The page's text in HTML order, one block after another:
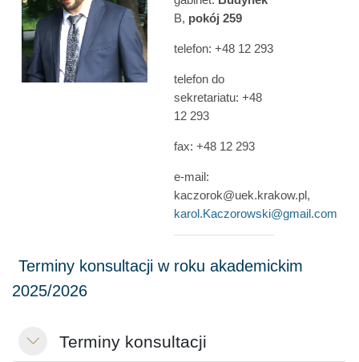
B, pokój 259
telefon: +48 12 293
telefon do
sekretariatu: +48
12 293
fax: +48 12 293
e-mail:
kaczorok@uek.krakow.pl,
karol.Kaczorowski@gmail.com
ReplierTerminy konsultacji